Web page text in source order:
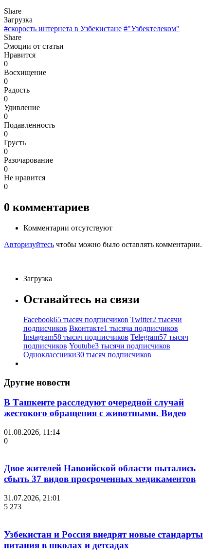
Share
Загрузка
#скорость интернета в Узбекистане #"Узбектелеком"
Share
Эмоции от статьи
Нравится
0
Восхищение
0
Радость
0
Удивление
0
Подавленность
0
Грусть
0
Разочарование
0
Не нравится
0
0 комментариев
Комментарии отсутствуют
Авторизуйтесь чтобы можно было оставлять комментарии.
Загрузка
Оставайтесь на связи
Facebook65 тысяч подписчиков Twitter2 тысячи
подписчиков Вконтакте1 тысяча подписчиков
Instagram58 тысяч подписчиков Telegram57 тысяч
подписчиков Youtube3 тысячи подписчиков
Одноклассники30 тысяч подписчиков
Другие новости
В Ташкенте расследуют очередной случай
жестокого обращения с животными. Видео
01.08.2026, 11:14
0
Двое жителей Навоийской области пытались
сбыть 37 видов просроченных медикаментов
31.07.2026, 21:01
5 273
Узбекистан и Россия внедрят новые стандарты
питания в школах и детсадах